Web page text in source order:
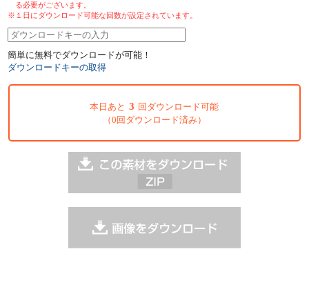
る必要がございます。
※１日にダウンロード可能な回数が設定されています。
簡単に無料でダウンロードが可能！
ダウンロードキーの取得
本日あと 3 回ダウンロード可能
（0回ダウンロード済み）